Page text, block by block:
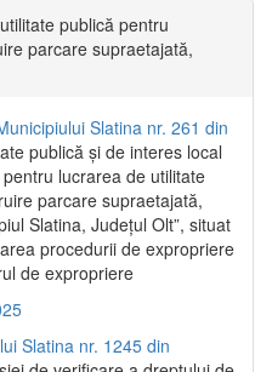
publică pentru
parcare supraetajată,
Slatina nr. 261 din
publică și de interes local
lucrarea de utilitate
parcare supraetajată,
Slatina, Județul Olt”, situat
procedurii de expropriere
de expropriere
Slatina nr. 1245 din